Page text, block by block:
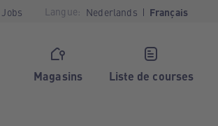
Jobs Langue: Nederlands Français
Magasins Liste de courses